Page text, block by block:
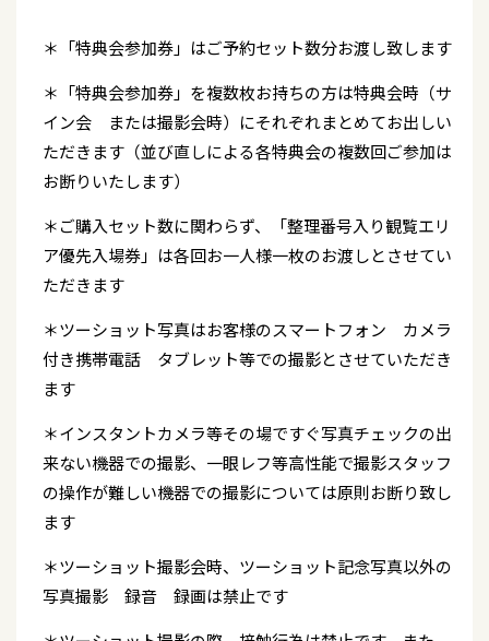
＊「特典会参加券」はご予約セット数分お渡し致します
＊「特典会参加券」を複数枚お持ちの方は特典会時（サ
イン会 または撮影会時）にそれぞれまとめてお出しい
ただきます（並び直しによる各特典会の複数回ご参加は
お断りいたします）
＊ご購入セット数に関わらず、「整理番号入り観覧エリ
ア優先入場券」は各回お一人様一枚のお渡しとさせてい
ただきます
＊ツーショット写真はお客様のスマートフォン カメラ
付き携帯電話 タブレット等での撮影とさせていただき
ます
＊インスタントカメラ等その場ですぐ写真チェックの出
来ない機器での撮影、一眼レフ等高性能で撮影スタッフ
の操作が難しい機器での撮影については原則お断り致し
ます
＊ツーショット撮影会時、ツーショット記念写真以外の
写真撮影 録音 録画は禁止です